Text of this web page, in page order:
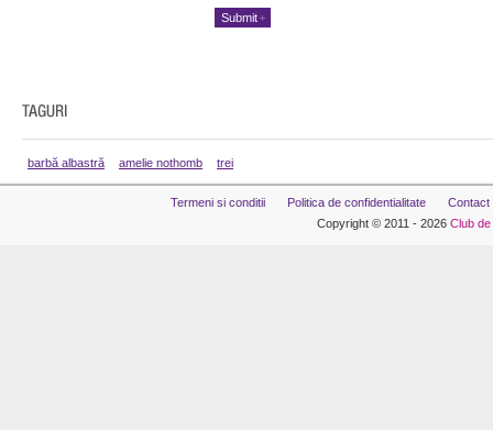
barbă albastră amelie nothomb trei
Termeni si conditii Politica de confidentialitate
Contact
Copyright © 2011 - 2026 Club